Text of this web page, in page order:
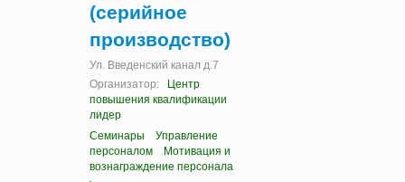
(серийное
производство)
Ул. Введенский канал д.7
Организатор:
Центр
повышения квалификации
лидер
Семинары
Управление
персоналом
Мотивация и
вознаграждение персонала